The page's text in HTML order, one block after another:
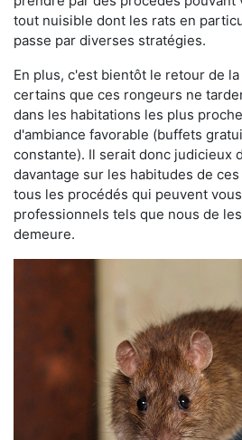
tout nuisible dont les rats en
passe par diverses stratégies.
En plus, c'est bientôt le retour de
certains que ces rongeurs ne
dans les habitations les plus
d'ambiance favorable (buffets
constante). Il serait donc judicieux
davantage sur les habitudes de
tous les procédés qui peuvent
professionnels tels que nous de
demeure.